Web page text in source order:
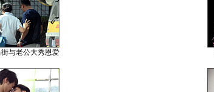
与老公大秀恩爱